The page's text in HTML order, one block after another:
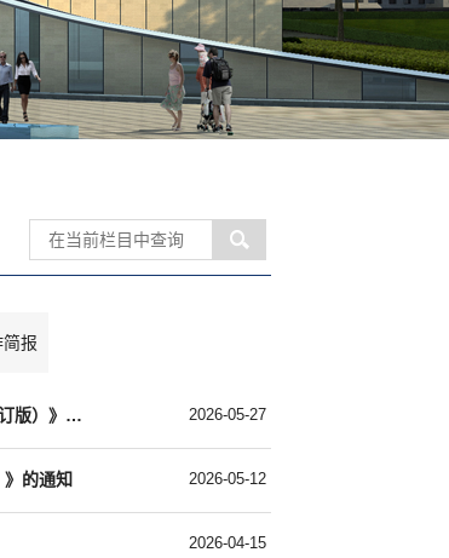
报
校教字〔2026〕11号：关于印发《安徽信息工程学院个性化培养实施管理办法（2026年修订版）》的通知 2026-05-27
的通知 2026-05-12
2026-04-15